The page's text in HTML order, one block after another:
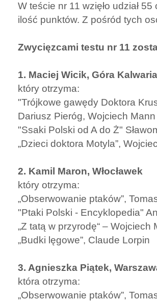
W teście nr 11 wzięło udział
ilość punktów. Z pośród tych
Zwycięzcami testu nr 11
1. Maciej Wicik, Góra Kalwaria
który otrzyma:
"Trójkowe gawędy Doktora
Dariusz Pieróg, Wojciech Mann
"Ssaki Polski od A do Ż"
„Dzieci doktora Motyla”,
2. Kamil Maron, Włocławek
który otrzyma:
„Obserwowanie ptaków”,
"Ptaki Polski - Encyklopedia"
„Z tatą w przyrodę“ – Wojciech
„Budki lęgowe”, Claude Lorpin
3. Agnieszka Piątek,
która otrzyma:
„Obserwowanie ptaków”,